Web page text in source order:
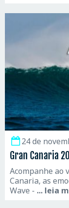
24 de
Gran Canaria
Acompanhe ao
Canaria, as
Wave - ... leia